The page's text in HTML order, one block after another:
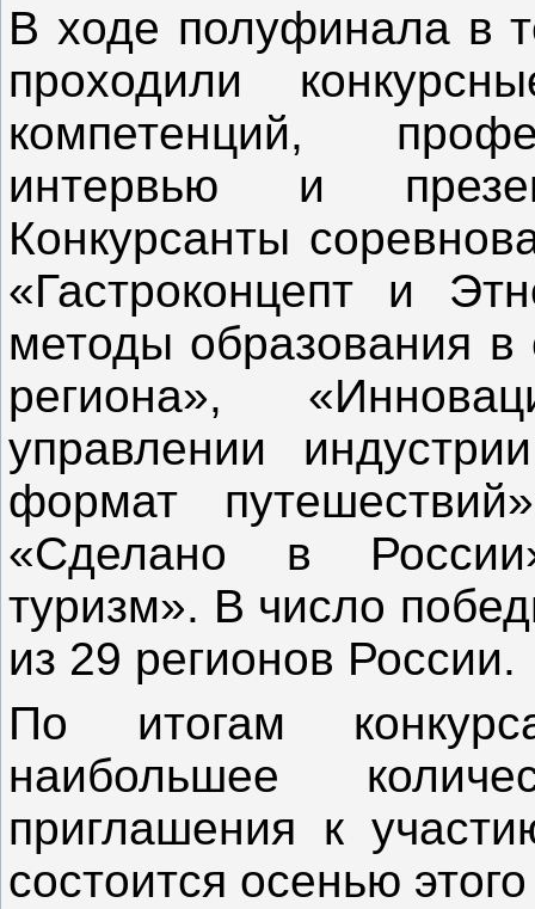
В ходе полуфинала в
проходили
компетенций,
интервью и
Конкурсанты
«Гастроконцепт и
методы образования
региона»,
управлении
формат
«Сделано в
туризм». В число
из 29 регионов России.
По итогам
наибольшее
приглашения к
состоится осенью